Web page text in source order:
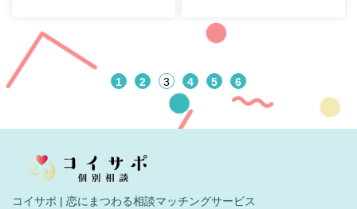
1 2 3 4 5 6
コイサポ | 恋にまつわる相談マッチングサービス